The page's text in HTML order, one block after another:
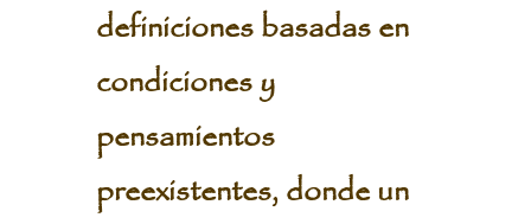
definiciones basadas en
condiciones y
pensamientos
preexistentes, donde un